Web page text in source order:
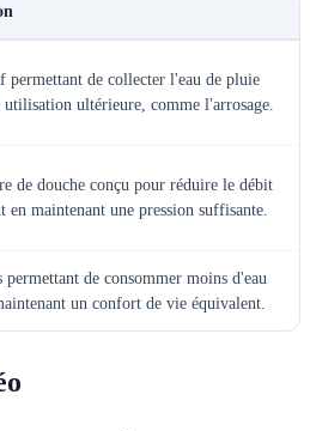
permettant de collecter l'eau de pluie
utilisation ultérieure, comme l'arrosage.
de douche conçu pour réduire le débit
en maintenant une pression suffisante.
permettant de consommer moins d'eau
un confort de vie équivalent.